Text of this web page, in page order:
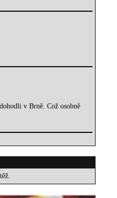
v Brně. Což osobně